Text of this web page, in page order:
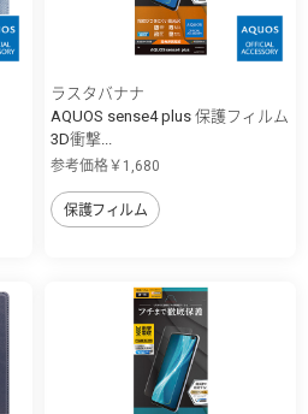
ラスタバナナ
AQUOS sense4 plus 保護フィルム
3D衝撃...
参考価格￥1,680
保護フィルム